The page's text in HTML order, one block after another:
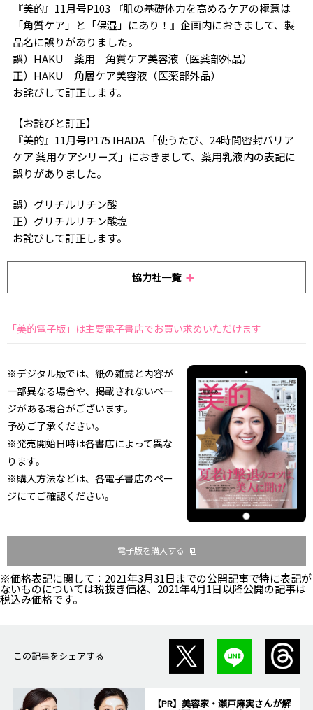
『美的』11月号P103 『肌の基礎体力を高めるケアの極意は
「角質ケア」と「保湿」にあり！』企画内におきまして、製
品名に誤りがありました。
誤）HAKU 薬用 角質ケア美容液（医薬部外品）
正）HAKU 角層ケア美容液（医薬部外品）
お詫びして訂正します。
【お詫びと訂正】
『美的』11月号P175 IHADA 「使うたび、24時間密封バリア
ケア 薬用ケアシリーズ」におきまして、薬用乳液内の表記に
誤りがありました。
誤）グリチルリチン酸
正）グリチルリチン酸塩
お詫びして訂正します。
協力社一覧
「美的電子版」は主要電子書店でお買い求めいただけます
※デジタル版では、紙の雑誌と内容が
一部異なる場合や、掲載されないペー
ジがある場合がございます。
予めご了承ください。
※発売開始日時は各書店によって異な
ります。
※購入方法などは、各電子書店のペー
ジにてご確認ください。
電子版を購入する
※価格表記に関して：2021年3月31日までの公開記事で特に表記が
ないものについては税抜き価格、2021年4月1日以降公開の記事は
税込み価格です。
この記事をシェアする
【PR】美容家・瀬戸麻実さんが解